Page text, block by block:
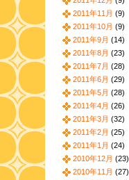
2011年11月 (9)
2011年10月 (9)
2011年9月 (14)
2011年8月 (23)
2011年7月 (28)
2011年6月 (29)
2011年5月 (28)
2011年4月 (26)
2011年3月 (32)
2011年2月 (25)
2011年1月 (24)
2010年12月 (23)
2010年11月 (27)